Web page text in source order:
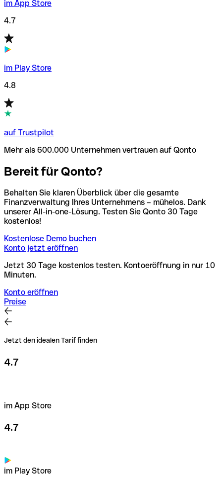
im App Store
4.7
im Play Store
4.8
auf Trustpilot
Mehr als 600.000 Unternehmen vertrauen auf Qonto
Bereit für Qonto?
Behalten Sie klaren Überblick über die gesamte
Finanzverwaltung Ihres Unternehmens – mühelos. Dank
unserer All-in-one-Lösung. Testen Sie Qonto 30 Tage
kostenlos!
Kostenlose Demo buchen
Konto jetzt eröffnen
Jetzt 30 Tage kostenlos testen. Kontoeröffnung in nur 10
Minuten.
Konto eröffnen
Preise
Jetzt den idealen Tarif finden
4.7
im App Store
4.7
im Play Store